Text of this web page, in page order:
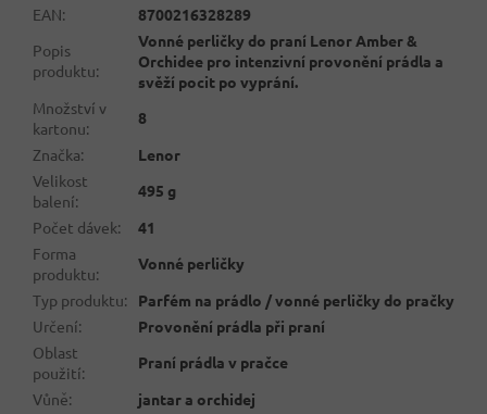
EAN:
8700216328289
Popis
produktu:
Vonné perličky do praní Lenor Amber &
Orchidee pro intenzivní provonění prádla a
svěží pocit po vyprání.
Množství v
kartonu:
8
Značka:
Lenor
Velikost
balení:
495 g
Počet dávek:
41
Forma
produktu:
Vonné perličky
Typ produktu:
Parfém na prádlo / vonné perličky do pračky
Určení:
Provonění prádla při praní
Oblast
použití:
Praní prádla v pračce
Vůně: jantar a orchidej